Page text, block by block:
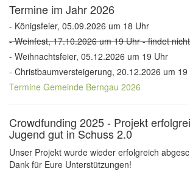
Termine im Jahr 2026
- Königsfeier, 05.09.2026 um 18 Uhr
- Weinfest, 17.10.2026 um 19 Uhr - findet
- Weihnachtsfeier, 05.12.2026 um 19 Uhr
- Christbaumversteigerung, 20.12.2026 um 19
Termine Gemeinde Berngau 2026
Crowdfunding 2025 - Projekt
Jugend gut in Schuss 2.0
Unser Projekt wurde wieder erfolgreich
Dank für Eure Unterstützungen!